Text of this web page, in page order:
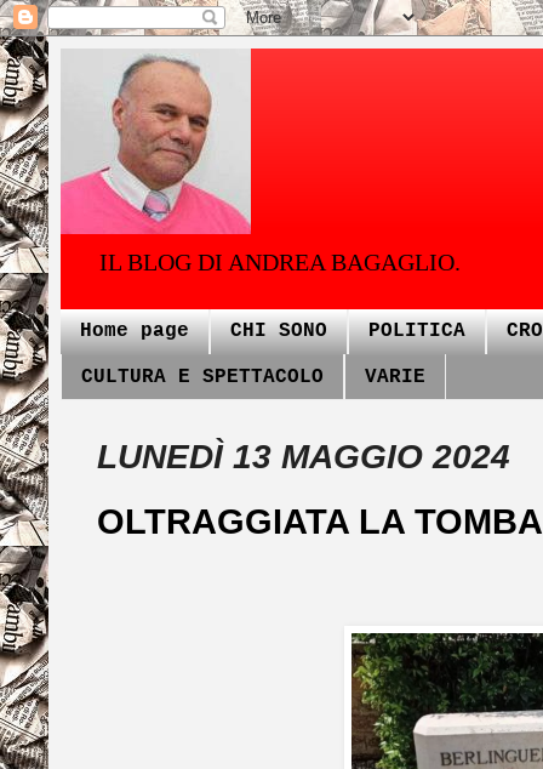
IL BLOG DI ANDREA BAGAGLIO.
Home page CHI SONO POLITICA
CULTURA E SPETTACOLO VARIE
LUNEDÌ 13 MAGGIO 2024
OLTRAGGIATA LA